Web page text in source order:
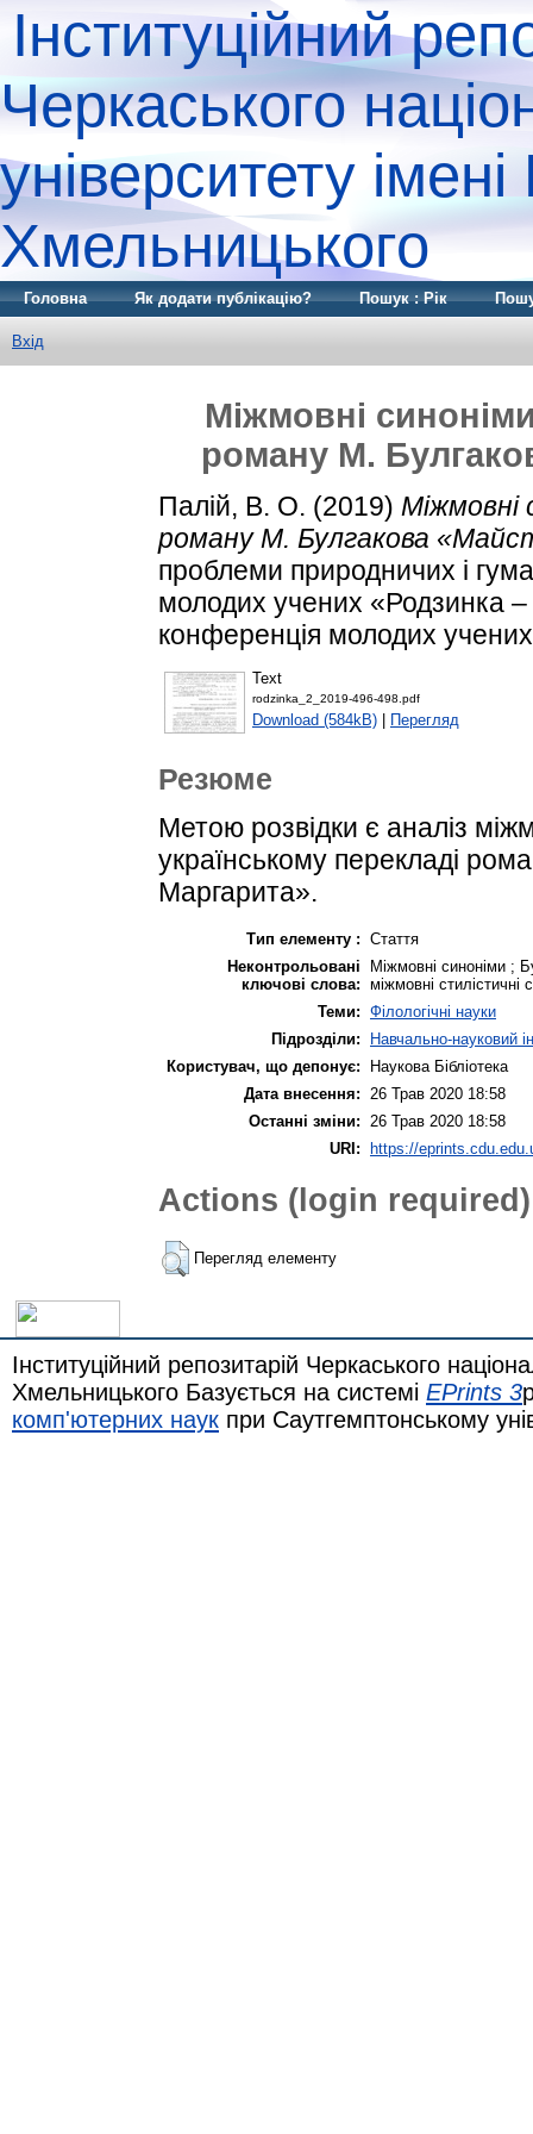
Інституційний
Черкаського
університету
Хмельницького
Головна Як додати публікацію? Пошук : Рік
Вхід
Міжмовні
роману М.
Палій, В. О. (2019) Міжмовні
роману М. Булгакова
проблеми природничих і
молодих учених «Родзинка
конференція молодих
Text
rodzinka_2_2019-496-498.pdf
Download (584kB) Перегляд
Резюме
Метою розвідки є аналіз
українському перекладі
Маргарита».
Тип елементу : Стаття
Неконтрольовані
ключові слова:
Міжмовні синоніми ;
міжмовні стилістичні
Теми: Філологічні науки
Підрозділи:
Навчально-науковий
Користувач, що депонує:
Наукова Бібліотека
Дата внесення:
26 Трав 2020 18:58
Останні зміни:
26 Трав 2020 18:58
URI: https://
Actions (login required)
Перегляд елементу
Інституційний репозитарій Черкаського
Хмельницького Базується на системі EPrints 3
комп'ютерних наук при Саутгемптонському